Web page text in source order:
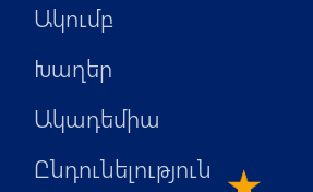
Ակումբ
Խաղեր
Ակադեմիա
Ընդունելություն